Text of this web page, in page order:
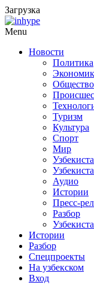
Загрузка
Menu
Новости
Политика
Общество
Туризм
Культура
Спорт
Мир
Аудио
Истории
Пресс-
Разбор
Истории
Разбор
Спецпроекты
На узбекском
Вход